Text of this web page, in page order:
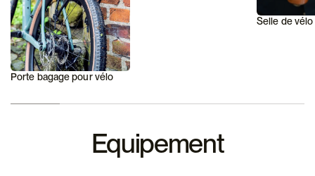
Porte bagage pour vélo
Selle de vélo
Equipement